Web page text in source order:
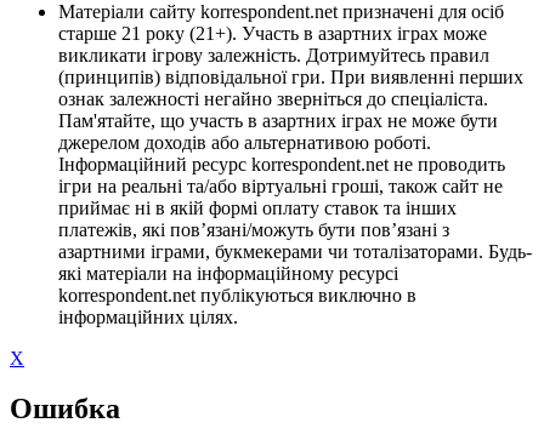
Матеріали сайту korrespondent.net призначені для осіб
старше 21 року (21+). Участь в азартних іграх може
викликати ігрову залежність. Дотримуйтесь правил
(принципів) відповідальної гри. При виявленні перших
ознак залежності негайно зверніться до спеціаліста.
Пам'ятайте, що участь в азартних іграх не може бути
джерелом доходів або альтернативою роботі.
Інформаційний ресурс korrespondent.net не проводить
ігри на реальні та/або віртуальні гроші, також сайт не
приймає ні в якій формі оплату ставок та інших
платежів, які пов’язані/можуть бути пов’язані з
азартними іграми, букмекерами чи тоталізаторами. Будь-
які матеріали на інформаційному ресурсі
korrespondent.net публікуються виключно в
інформаційних цілях.
X
Ошибка